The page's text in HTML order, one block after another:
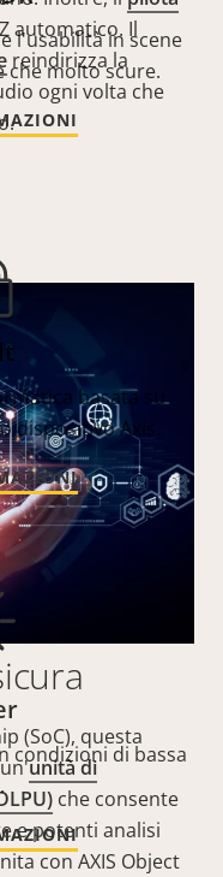
automatico. Il
reindirizza la
ogni volta che
(SoC), questa
unità di
che consente
e potenti analisi
con AXIS Object
l'usabilità in scene
che molto scure.
basata su
dispositivo Axis.
condizioni di bassa